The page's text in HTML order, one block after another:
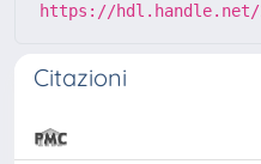
https://hdl.handle.net/
Citazioni